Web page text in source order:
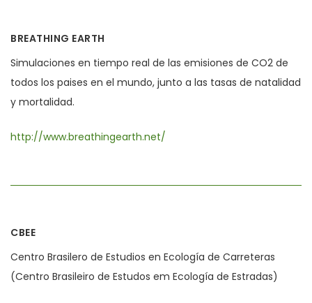
BREATHING EARTH
Simulaciones en tiempo real de las emisiones de CO2 de
todos los paises en el mundo, junto a las tasas de natalidad
y mortalidad.
http://www.breathingearth.net/
CBEE
Centro Brasilero de Estudios en Ecología de Carreteras
(Centro Brasileiro de Estudos em Ecología de Estradas)